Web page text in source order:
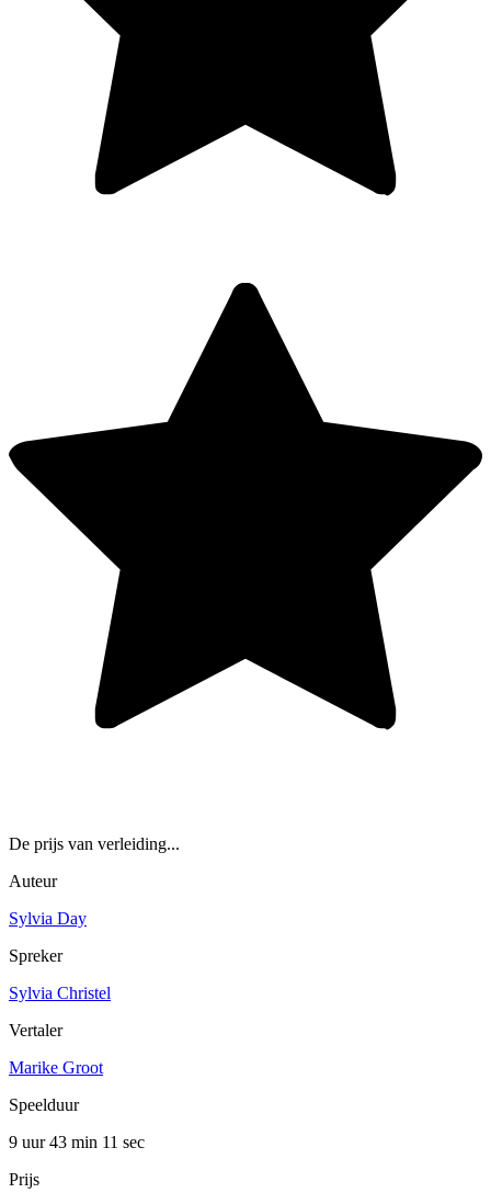
De prijs van verleiding...
Auteur
Sylvia Day
Spreker
Sylvia Christel
Vertaler
Marike Groot
Speelduur
9 uur 43 min 11 sec
Prijs